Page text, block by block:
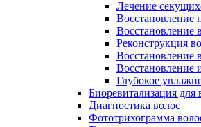
Лечение
Восстановление
Восстановление
Реконструкция
Восстановление
Восстановление
Глубокое
Биоревитализация
Диагностика волос
Фототрихограмма